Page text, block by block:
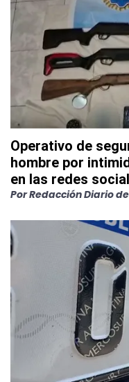
Operativo de
hombre por
en las redes
PorRedacción Diario